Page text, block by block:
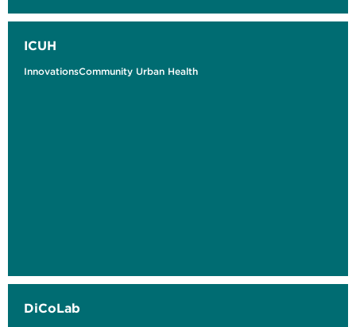
ICUH
InnovationsCommunity Urban Health
DiCoLab